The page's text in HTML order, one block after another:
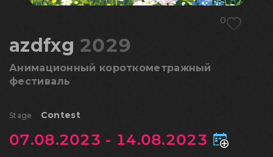
0
azdfxg 2029
Анимационный короткометражный
фестиваль
Stage Contest
07.08.2023 - 14.08.2023